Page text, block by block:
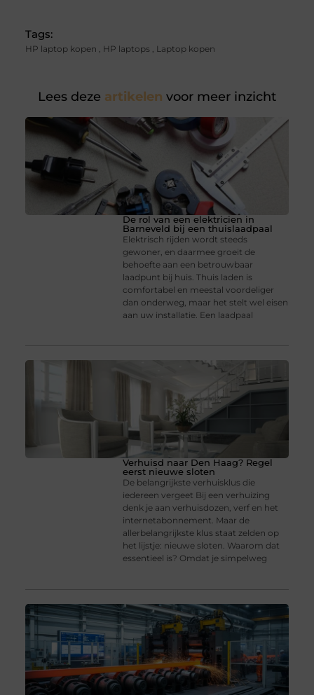
Tags:
HP laptop kopen , HP laptops, Laptop kopen
Lees deze artikelen voor meer inzicht
De rol van een elektricien in
Barneveld bij een thuislaadpaal
Elektrisch rijden wordt steeds
gewoner, en daarmee groeit de
behoefte aan een betrouwbaar
laadpunt bij huis. Thuis laden is
comfortabel en meestal voordeliger
dan onderweg, maar het stelt wel eisen
aan uw installatie. Een laadpaal
Verhuisd naar Den Haag? Regel
eerst nieuwe sloten
De belangrijkste verhuisklus die
iedereen vergeet Bij een verhuizing
denk je aan verhuisdozen, verf en het
internetabonnement. Maar de
allerbelangrijkste klus staat zelden op
het lijstje: nieuwe sloten. Waarom dat
essentieel is? Omdat je simpelweg